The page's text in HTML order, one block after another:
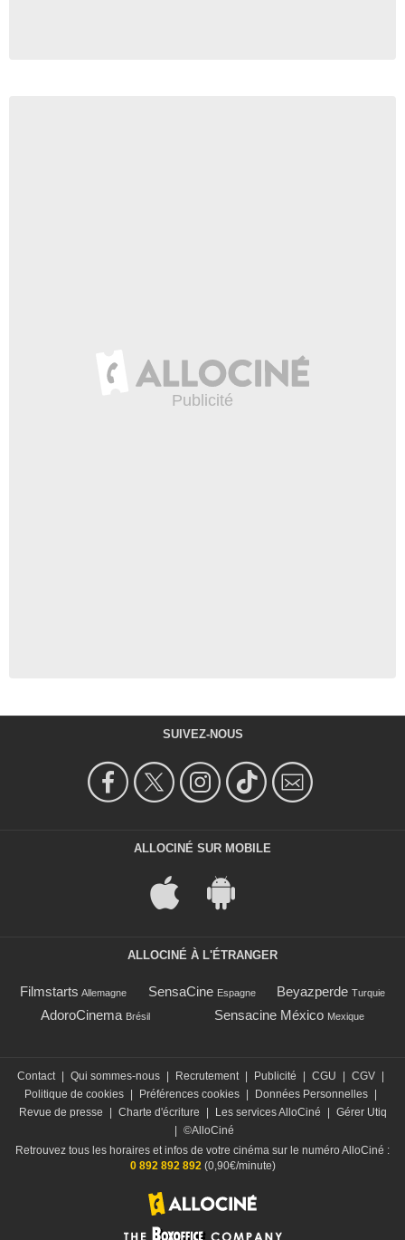
SUIVEZ-NOUS
ALLOCINÉ SUR MOBILE
ALLOCINÉ À L'ÉTRANGER
Filmstarts Allemagne SensaCine Espagne Beyazperde Turquie
AdoroCinema Brésil Sensacine México Mexique
Contact Qui sommes-nous Recrutement Publicité CGU CGV
Politique de cookies
Préférences cookies Données Personnelles
Revue de presse
Charte d'écriture Les services AlloCiné
Gérer Utiq
©AlloCiné
Retrouvez tous les horaires et infos de votre cinéma sur le numéro AlloCiné :
0 892 892 892(0,90€/minute)